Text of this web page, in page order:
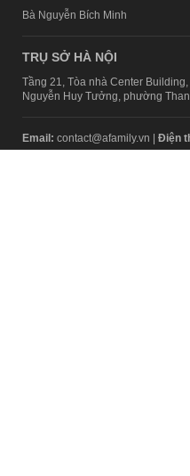
Bà Nguyễn Bích Minh
TRỤ SỞ HÀ NỘI
Tầng 21, Tòa nhà Center
Nguyễn Huy Tưởng, phường
Email: contact@afamily.vn | Điện